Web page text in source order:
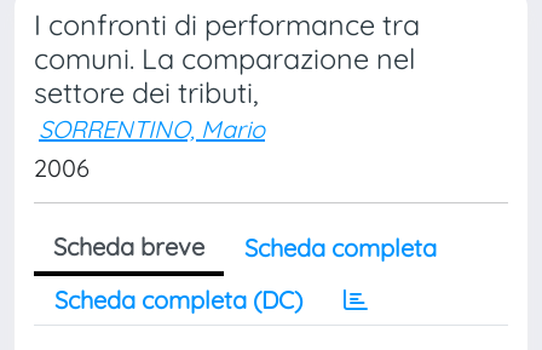
I confronti di performance tra
comuni. La comparazione nel
settore dei tributi,
SORRENTINO, Mario
2006
Scheda breve
Scheda completa
Scheda completa (DC)